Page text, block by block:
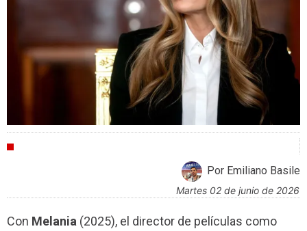
Por Emiliano Basile
martes 02 de junio de 2026
Con Melania (2025), el director de películas como